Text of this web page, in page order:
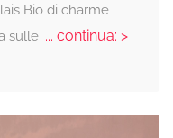
Bio di charme
sulle... continua: >